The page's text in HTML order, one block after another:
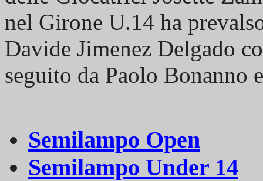
nel Girone U.14 ha
Davide Jimenez Delgado
seguito da Paolo Bonanno
Semilampo Open
Semilampo Under 14